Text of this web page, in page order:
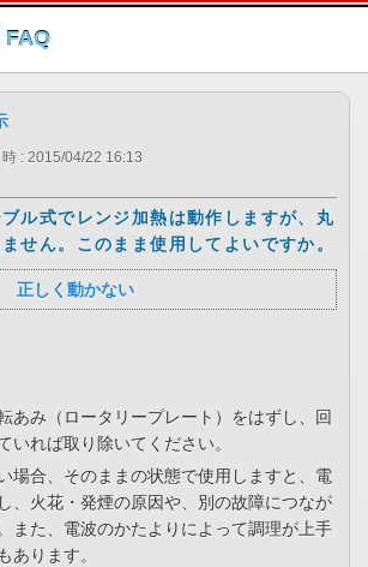
このページの本文へ
FAQ
: 2015/04/22 16:13
ル式でレンジ加熱は動作しますが、丸
せん。このまま使用してよいですか。
正しく動かない
あみ（ロータリープレート）をはずし、回
いれば取り除いてください。
場合、そのままの状態で使用しますと、電
、火花・発煙の原因や、別の故障につなが
また、電波のかたよりによって調理が上手
あります。